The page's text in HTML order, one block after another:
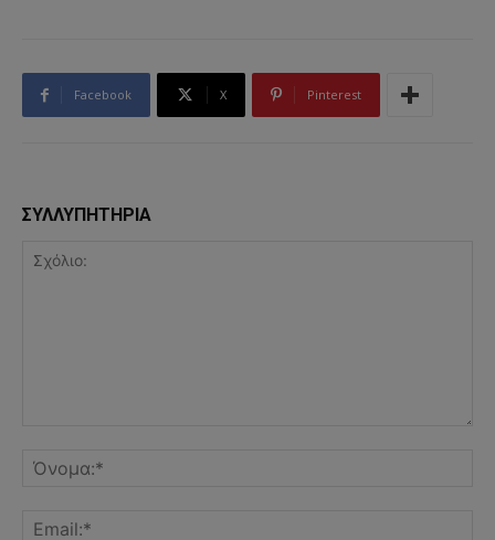
Facebook X Pinterest
ΣΥΛΛΥΠΗΤΗΡΙΑ